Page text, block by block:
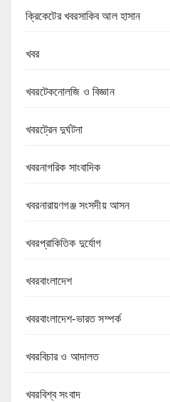
ক্রিকেটের খবরসাকিব আল হাসান
খবর
খবরটেকনোলজি ও বিজ্ঞান
খবরট্রেন দুর্ঘটনা
খবরনাগরিক সাংবাদিক
খবরনারায়ণগঞ্জ সংসদীয় আসন
খবরপ্রাকিতিক দুর্যোগ
খবরবাংলাদেশ
খবরবাংলাদেশ-ভারত সম্পর্ক
খবরবিচার ও আদালত
খবরবিশ্ব সংবাদ